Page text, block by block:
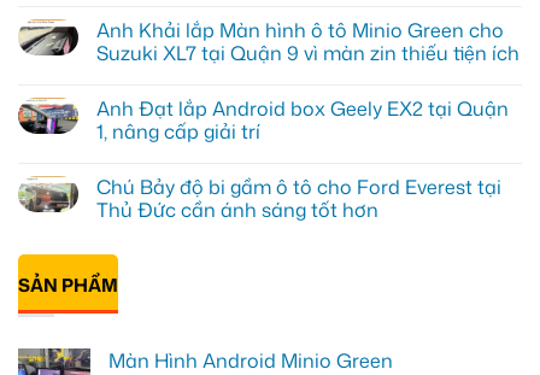
nâng
cấp
Màn
Green
cho
Honda
Thủ
Đức
vì
zin
giới
hạn
bình
luận
ở
lắp
màn
hình
cho
Honda
CR-
ở
Quận
12
Anh Khải lắp Màn hình ô tô Minio Green cho
Suzuki XL7 tại Quận 9 vì màn zin thiếu tiện ích
bình
luận
ở
lắp
Màn
hình
tô
Minio
Green
cho
Suzuki
Quận
Anh Đạt lắp Android box Geely EX2 tại Quận
1, nâng cấp giải trí
bình
luận
ở
Đạt
Android
box
Geely
Quận
Chú Bảy độ bi gầm ô tô cho Ford Everest tại
Thủ Đức cần ánh sáng tốt hơn
có
luận
ở
Chú
SẢN PHẨM
Màn Hình Android Minio Green